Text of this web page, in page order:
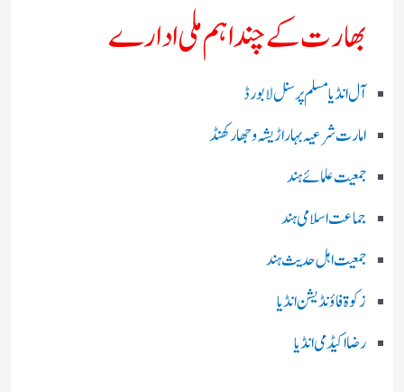
بھارت کے چند اہم ملی ادارے
آل انڈیا مسلم پرسنل لا بورڈ
امارت شرعیہ بہار اڑیشہ و جھارکھنڈ
جمعیت علمائے ہند
جماعت اسلامی ہند
جمعیت اہل حدیث ہند
زکوۃ فاؤنڈیشن انڈیا
رضا اکیڈمی انڈیا